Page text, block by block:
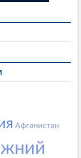
Афганистан